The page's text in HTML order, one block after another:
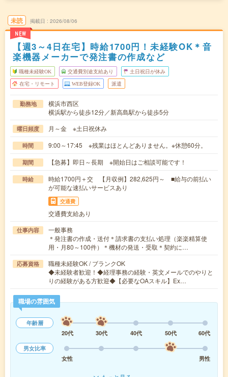
未読
NEW
掲載日 2026/08/06
【週3～4日在宅】時給1700円！未経験OK＊音
楽機器メーカーで発注書の作成など
職種未経験OK 交通費別途支給あり 土日祝日が休み
在宅・リモート WEB登録OK 派遣
勤務地
横浜市西区
横浜駅から徒歩12分／新高島駅から徒歩5分
曜日頻度 月～金 ※土日祝休み
時間 9:00～17:45 ※残業はほとんどありません。※休憩60分。
期間 【急募】即日～長期 ※開始日はご相談可能です！
時給
時給1700円＋交 【月収例】282,625円～ ■給与の前払い
が可能な速払いサービスあり
交通費
交通費支給あり
仕事内容
一般事務
＊発注書の作成・送付＊請求書の支払い処理（楽楽精算使
用・月80～100件）＊機材の発送・受取＊契約に…
応募資格
職種未経験OK / ブランクOK
◆未経験者歓迎！◆経理事務の経験・英文メールでのやりと
りの経験がある方歓迎◆【必要なOAスキル】Ex…
職場の雰囲気
年齢層
20代
30代 40代 50代
60代
男女比率
女性
男性